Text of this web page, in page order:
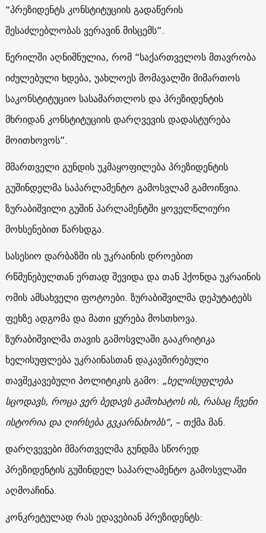
“პრეზიდენტს კონსტიტუციის გადაწერის
შესაძლებლობას ვერავინ მისცემს”.
წერილში აღნიშნულია, რომ “საქართველოს მთავრობა
იძულებული ხდება, უახლოეს მომავალში მიმართოს
საკონსტიტუციო სასამართლოს და პრეზიდენტის
მხრიდან კონსტიტუციის დარღვევის დადასტურება
მოითხოვოს”.
მმართველი გუნდის უკმაყოფილება პრეზიდენტის
გუშინდელმა საპარლამენტო გამოსვლამ გამოიწვია.
ზურაბიშვილი გუშინ პარლამენტში ყოველწლიური
მოხსენებით წარსდგა.
სასესიო დარბაზში ის უკრაინის დროებით
რწმუნებულთან ერთად შევიდა და თან ჰქონდა უკრაინის
ომის ამსახველი ფოტოები. ზურაბიშვილმა დეპუტატებს
ფეხზე ადგომა და მათი ყურება მოსთხოვა.
ზურაბიშვილმა თავის გამოსვლაში გააკრიტიკა
ხელისუფლება უკრაინასთან დაკავშირებული
თავშეკავებული პოლიტიკის გამო: „ხელისუფლება
სცოდავს, როცა ვერ ბედავს გამოხატოს ის, რასაც ჩვენი
ისტორია და ღირსება გვკარნახობს“, – თქმა მან.
დარღვევები მმართველმა გუნდმა სწორედ
პრეზიდენტის გუშინდელ საპარლამენტო გამოსვლაში
აღმოაჩინა.
კონკრეტულად რას ედავებიან პრეზიდენტს: